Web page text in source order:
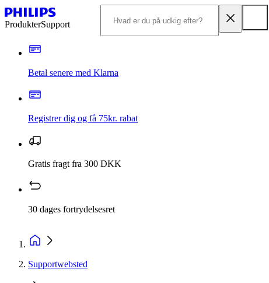
ProdukterSupport
Betal senere med Klarna
Registrer dig og få 75kr. rabat
Gratis fragt fra 300 DKK
30 dages fortrydelsesret
Supportwebsted